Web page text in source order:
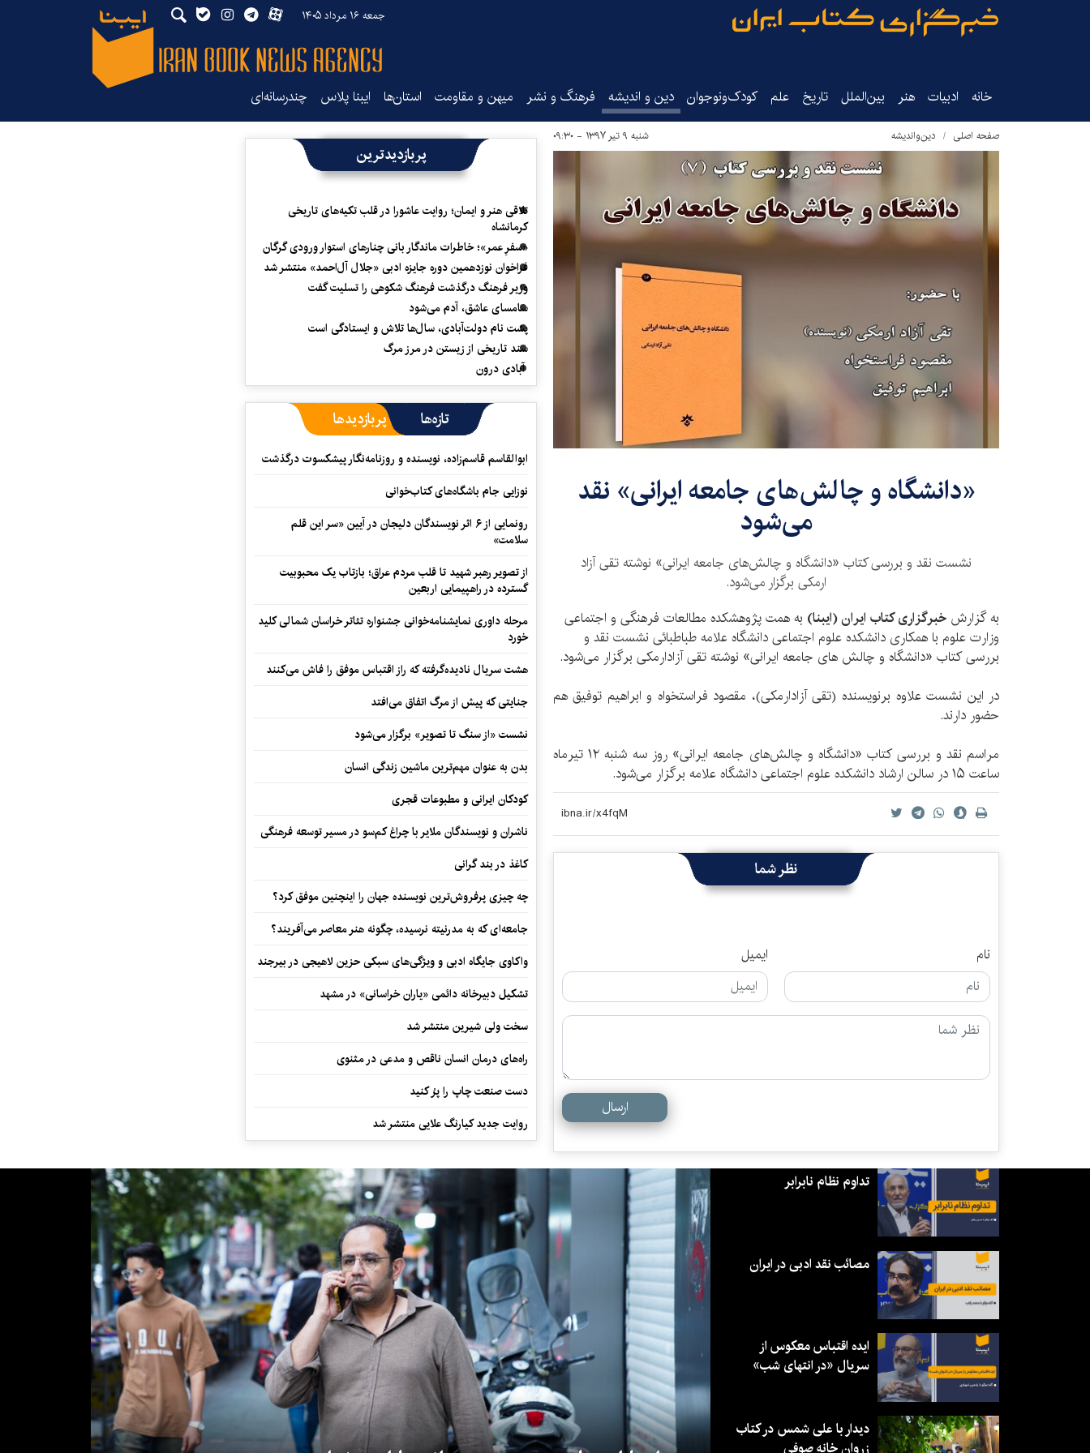
جمعه ۱۶ مرداد ۱۴۰۵
خانه ادبیات هنر بین‌الملل تاریخ‌ علم کودک‌ونوجوان دین و اندیشه فرهنگ و نشر میهن و مقاومت استان‌ها ایبنا پلاس چندرسانه‌ای
صفحه اصلی دین‌واندیشه شنبه ۹ تیر ۱۳۹۷ - ۰۹:۳۰
«دانشگاه و چالش‌های جامعه ایرانی» نقد
می‌شود
نشست نقد و بررسی کتاب «دانشگاه و چالش‌های جامعه ایرانی» نوشته تقی آزاد
ارمکی برگزار می‌شود.
به گزارش خبرگزاری کتاب ایران (ایبنا) به همت پژوهشکده مطالعات فرهنگی و اجتماعی
وزارت علوم با همکاری دانشکده علوم اجتماعی دانشگاه علامه طباطبائی نشست نقد و
بررسی کتاب «دانشگاه و چالش های جامعه ایرانی» نوشته تقی آزادارمکی برگزار می‌شود.
در این نشست علاوه برنویسنده (تقی آزادارمکی)، مقصود فراستخواه و ابراهیم توفیق هم
حضور دارند.
مراسم نقد و بررسی کتاب «دانشگاه و چالش‌های جامعه ایرانی» روز سه شنبه ۱۲ تیرماه
ساعت ۱۵ در سالن ارشاد دانشکده علوم اجتماعی دانشگاه علامه برگزار می‌شود.
نظر شما
نام ایمیل
ارسال
پربازدیدترین
تلاقی هنر و ایمان؛ روایت عاشورا در قلب تکیه‌های تاریخی
کرمانشاه
«سفرِ عمر»؛ خاطرات ماندگار بانی چنارهای استوار ورودی گرگان
فراخوان نوزدهمین دوره جایزه ادبی «جلال آل‌احمد» منتشر شد
وزیر فرهنگ درگذشت فرهنگ شکوهی را تسلیت گفت
سامسای عاشق، آدم می‌شود
پشت نام دولت‌آبادی، سال‌ها تلاش و ایستادگی است
سند تاریخی از زیستن در مرز مرگ
آبادی درون
تازه‌ها پربازدیدها
ابوالقاسم قاسم‌زاده، نویسنده و روزنامه‌نگار پیشکسوت درگذشت
نوزایی جام باشگاه‌های کتاب‌خوانی
رونمایی از ۶ اثر نویسندگان دلیجان در آیین «سر این قلم
سلامت»
از تصویر رهبر شهید تا قلب مردم عراق؛ بازتاب یک محبوبیت
گسترده در راهپیمایی اربعین
مرحله داوری نمایشنامه‌خوانی جشنواره تئاتر خراسان شمالی کلید
خورد
هشت سریال نادیده‌گرفته که راز اقتباس موفق را فاش می‌کنند
جنایتی که پیش از مرگ اتفاق می‌افتد
نشست «از سنگ تا تصویر» برگزار می‌شود
بدن به عنوان مهم‌ترین ماشین زندگی انسان
کودکان ایرانی و مطبوعات قجری
ناشران و نویسندگان ملایر با چراغ کم‌سو در مسیر توسعه فرهنگی
کاغذ در بند گرانی
چه چیزی پرفروش‌ترین نویسنده جهان را اینچنین موفق کرد؟
جامعه‌ای که به مدرنیته نرسیده، چگونه هنر معاصر می‌آفریند؟
واکاوی جایگاه ادبی و ویژگی‌های سبکی حزین لاهیجی در بیرجند
تشکیل دبیرخانه دائمی «یاران خراسانی» در مشهد
سخت ولی شیرین منتشر شد
راه‌های درمان انسان ناقص و مدعی در مثنوی
دست صنعت چاپ را پرُ کنید
روایت جدید کیارنگ علایی منتشر شد
تداوم نظام نابرابر
مصائب نقد ادبی در ایران
ایده اقتباس معکوس از
سریال «در انتهای شب»
دیدار با علی شمس در کتاب